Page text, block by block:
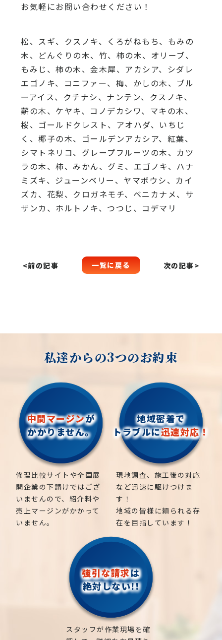
お気軽にお問い合わせください！
松、スギ、クスノキ、くろがねもち、もみの
木、どんぐりの木、竹、柿の木、オリーブ、
もみじ、柿の木、金木犀、アカシア、シダレ
エゴノキ、コニファー、梅、かしの木、ブル
ーアイス、クチナシ、ナンテン、クスノキ、
薪の木、ケヤキ、コノデカシワ、マキの木、
桜、ゴールドクレスト、アオハダ、いちじ
く、椰子の木、ゴールデンアカシア、紅葉、
シマトネリコ、グレープフルーツの木、カツ
ラの木、柿、みかん、グミ、エゴノキ、ハナ
ミズキ、ジューンベリー、ヤマボウシ、カイ
ズカ、花梨、クロガネモチ、ベニカナメ、サ
ザンカ、ホルトノキ、つつじ、コデマリ
<前の記事 一覧に戻る 次の記事>
私達からの3つのお約束
中間マージンが
かかりません。
修理比較サイトや全国展
開企業の下請けではござ
いませんので、紹介料や
売上マージンがかかって
いません。
地域密着で
トラブルに迅速対応！
現地調査、施工後の対応
など迅速に駆けつけま
す！
地域の皆様に頼られる存
在を目指しています！
強引な請求は
絶対しない!!
スタッフが作業現場を確